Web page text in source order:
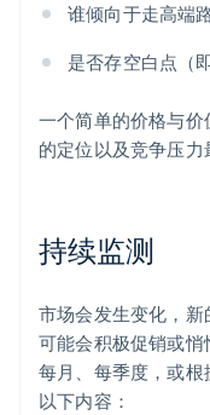
谁倾向于走高端
是否存空白点（
一个简单的价格与
的定位以及竞争压力
持续监测
市场会发生变化，
可能会积极促销或
每月、每季度，或
以下内容：